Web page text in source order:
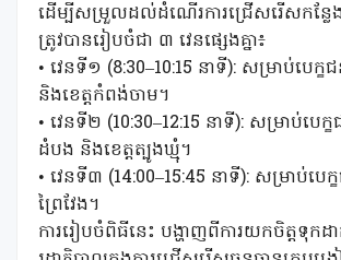
ដើម្បីសម្រួលដល់ដំណើរការជ្រើសរើសកន្លែង
ត្រូវបានរៀបចំជា ៣ វេនផ្សេងគ្នា៖
• ​វេនទី១ (8:30–10:15 នាទី): សម្រាប់បេក្ខជ
និងខេត្តកំពង់ចាម។
• ​វេនទី២ (10:30–12:15 នាទី): សម្រាប់បេក្ខ
ដំបង និងខេត្តត្បូងឃ្មុំ។
• ​វេនទី៣ (14:00–15:45 នាទី): សម្រាប់បេក្
ព្រៃវែង។
ការរៀបចំពិធីនេះ បង្ហាញពីការយកចិត្តទុកដ